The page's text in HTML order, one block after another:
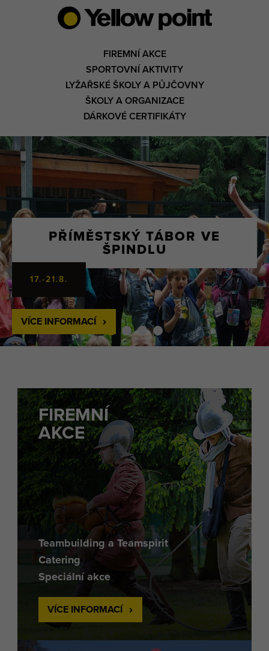
FIREMNÍ AKCE
SPORTOVNÍ AKTIVITY
LYŽAŘSKÉ ŠKOLY A PŮJČOVNY
ŠKOLY A ORGANIZACE
DÁRKOVÉ CERTIFIKÁTY
PŘÍMĚSTSKÝ TÁBOR VE
ŠPINDLU
17.-21.8.
VÍCE INFORMACÍ
FIREMNÍ
AKCE
Teambuilding a Teamspirit
Catering
Speciální akce
VÍCE INFORMACÍ